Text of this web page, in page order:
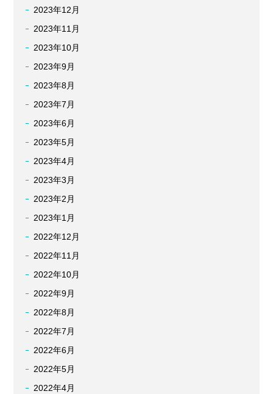
2023年12月
2023年11月
2023年10月
2023年9月
2023年8月
2023年7月
2023年6月
2023年5月
2023年4月
2023年3月
2023年2月
2023年1月
2022年12月
2022年11月
2022年10月
2022年9月
2022年8月
2022年7月
2022年6月
2022年5月
2022年4月